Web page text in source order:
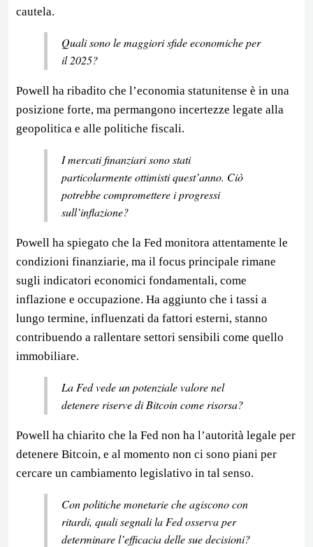
cautela.
Quali sono le maggiori sfide economiche per
il 2025?
Powell ha ribadito che l’economia statunitense è in una
posizione forte, ma permangono incertezze legate alla
geopolitica e alle politiche fiscali.
I mercati finanziari sono stati
particolarmente ottimisti quest’anno. Ciò
potrebbe compromettere i progressi
sull’inflazione?
Powell ha spiegato che la Fed monitora attentamente le
condizioni finanziarie, ma il focus principale rimane
sugli indicatori economici fondamentali, come
inflazione e occupazione. Ha aggiunto che i tassi a
lungo termine, influenzati da fattori esterni, stanno
contribuendo a rallentare settori sensibili come quello
immobiliare.
La Fed vede un potenziale valore nel
detenere riserve di Bitcoin come risorsa?
Powell ha chiarito che la Fed non ha l’autorità legale per
detenere Bitcoin, e al momento non ci sono piani per
cercare un cambiamento legislativo in tal senso.
Con politiche monetarie che agiscono con
ritardi, quali segnali la Fed osserva per
determinare l’efficacia delle sue decisioni?